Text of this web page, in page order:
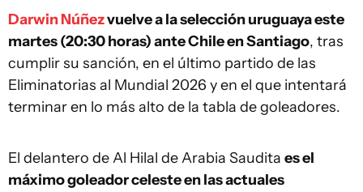
Darwin Núñezvuelve a la selección uruguaya este
martes (20:30 horas) ante Chile en Santiago, tras
cumplir su sanción, en el último partido de las
Eliminatorias al Mundial 2026 y en el que intentará
terminar en lo más alto de la tabla de goleadores.
El delantero de Al Hilal de Arabia Saudita es el
máximo goleador celeste en las actuales